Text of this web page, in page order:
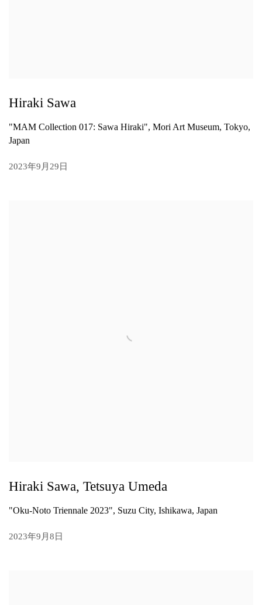
Hiraki Sawa
"MAM Collection 017: Sawa Hiraki", Mori Art Museum, Tokyo,
Japan
2023年9月29日
Hiraki Sawa, Tetsuya Umeda
"Oku-Noto Triennale 2023", Suzu City, Ishikawa, Japan
2023年9月8日